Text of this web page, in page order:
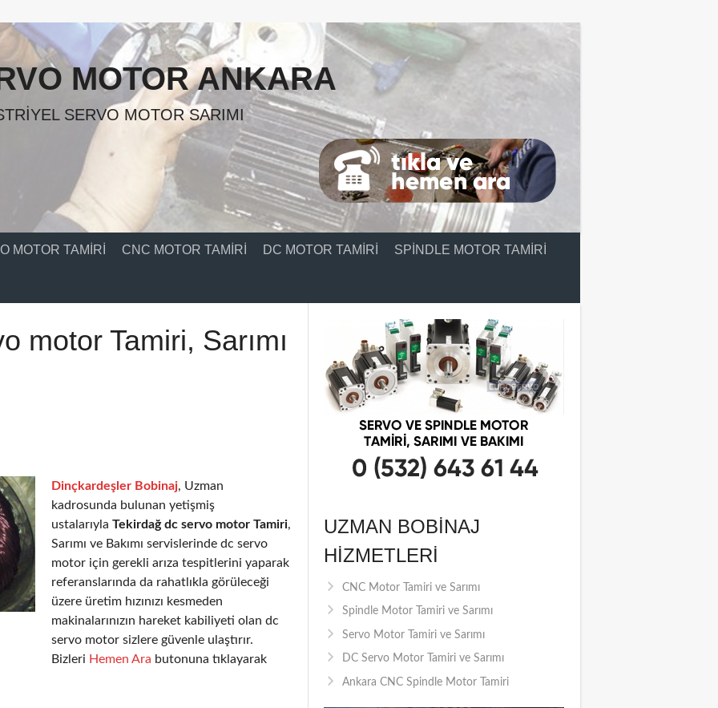
MOTOR ANKARA
SERVO MOTOR SARIMI
MOTOR TAMIRI CNC MOTOR TAMIRI DC MOTOR TAMIRI SPINDLE MOTOR TAMIRI
motor Tamiri, Sarımı
Dinçkardeşler Bobinaj, Uzman
kadrosunda bulunan yetişmiş
ustalarıyla Tekirdağ dc servo motor Tamiri,
Sarımı ve Bakımı servislerinde dc servo
motor için gerekli arıza tespitlerini yaparak
referanslarında da rahatlıkla görüleceği
üzere üretim hızınızı kesmeden
makinalarınızın hareket kabiliyeti olan dc
servo motor sizlere güvenle ulaştırır.
Bizleri Hemen Ara butonuna tıklayarak
UZMAN BOBINAJ
HIZMETLERI
CNC Motor Tamiri ve Sarımı
Spindle Motor Tamiri ve Sarımı
Servo Motor Tamiri ve Sarımı
DC Servo Motor Tamiri ve Sarımı
Ankara CNC Spindle Motor Tamiri